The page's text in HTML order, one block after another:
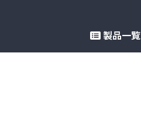
製品一覧